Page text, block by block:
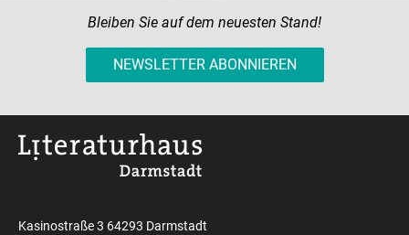
Bleiben Sie auf dem neuesten Stand!
NEWSLETTER ABONNIEREN
Kasinostraße 3 64293 Darmstadt